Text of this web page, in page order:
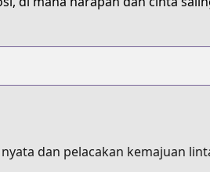
dan pelacakan kemajuan